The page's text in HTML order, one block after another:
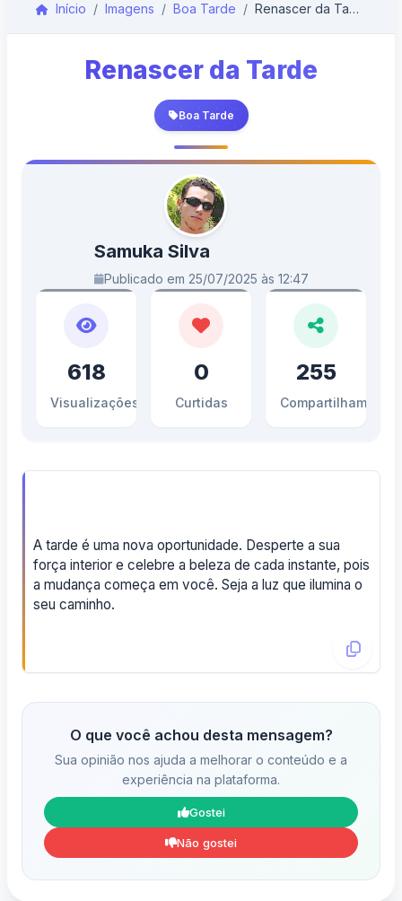
Início Imagens Boa Tarde Renascer da Tarde
Renascer da Tarde
Boa Tarde
Samuka Silva
Publicado em 25/07/2025 às 12:47
618
Visualizações
0
Curtidas
255
Compartilhamentos
A tarde é uma nova oportunidade. Desperte a sua
força interior e celebre a beleza de cada instante, pois
a mudança começa em você. Seja a luz que ilumina o
seu caminho.
O que você achou desta mensagem?
Sua opinião nos ajuda a melhorar o conteúdo e a
experiência na plataforma.
Gostei
Não gostei